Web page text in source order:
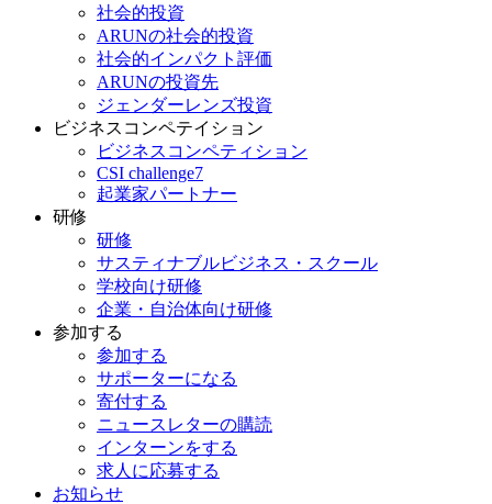
社会的投資
ARUNの社会的投資
社会的インパクト評価
ARUNの投資先
ジェンダーレンズ投資
ビジネスコンペテイション
ビジネスコンペティション
CSI challenge7
起業家パートナー
研修
研修
サスティナブルビジネス・スクール
学校向け研修
企業・自治体向け研修
参加する
参加する
サポーターになる
寄付する
ニュースレターの購読
インターンをする
求人に応募する
お知らせ